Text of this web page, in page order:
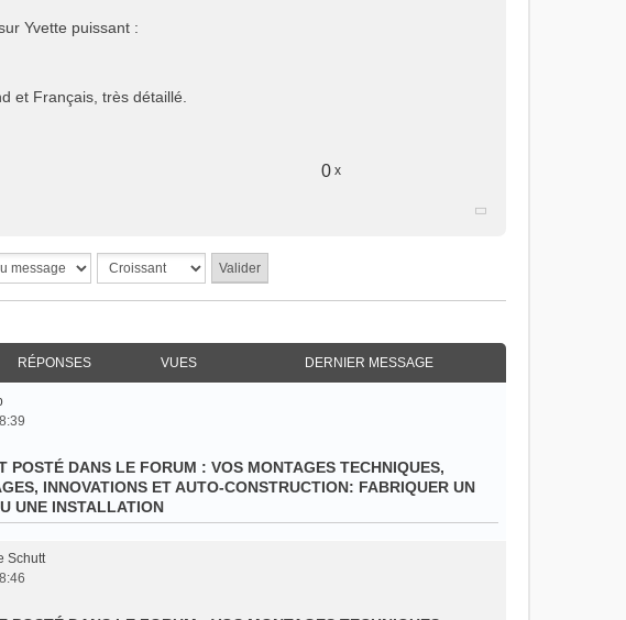
Yvette puissant :
et Français, très détaillé.
0 x
RÉPONSES VUES DERNIER MESSAGE
C
s
u
l
e
r
POSTÉ DANS LE FORUM : VOS MONTAGES TECHNIQUES,
INNOVATIONS ET AUTO-CONSTRUCTION: FABRIQUER UN
UNE INSTALLATION
Schutt
n